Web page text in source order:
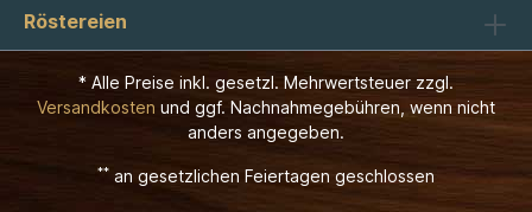
Röstereien
* Alle Preise inkl. gesetzl. Mehrwertsteuer zzgl.
Versandkosten und ggf. Nachnahmegebühren, wenn nicht
anders angegeben.
** an gesetzlichen Feiertagen geschlossen